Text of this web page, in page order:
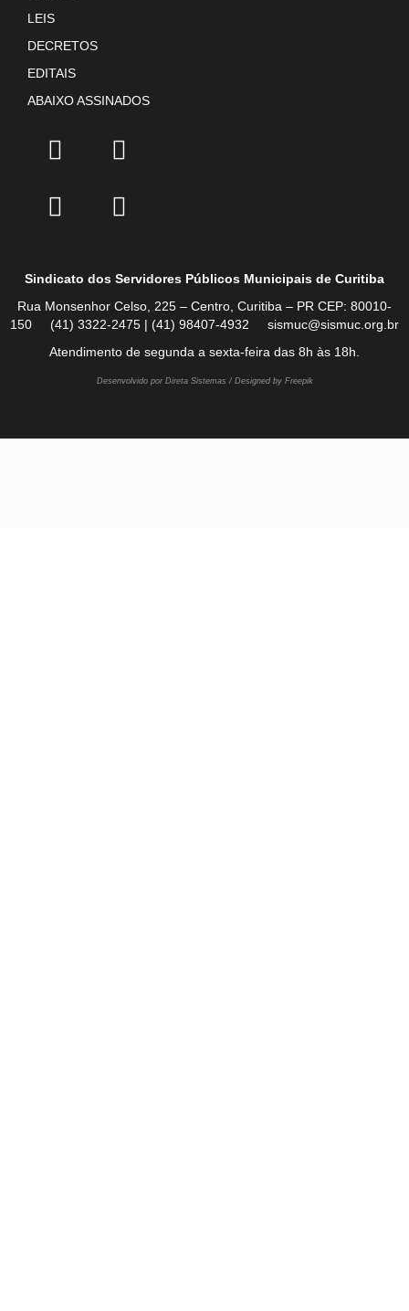
LEIS
DECRETOS
EDITAIS
ABAIXO ASSINADOS
Sindicato dos Servidores Públicos Municipais de Curitiba
Rua Monsenhor Celso, 225 – Centro, Curitiba – PR CEP: 80010-
150 (41) 3322-2475 | (41) 98407-4932 sismuc@sismuc.org.br
Atendimento de segunda a sexta-feira das 8h às 18h.
Desenvolvido por Direta Sistemas / Designed by Freepik